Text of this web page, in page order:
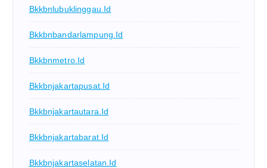
Bkkbnlubuklinggau.id
Bkkbnbandarlampung.id
Bkkbnmetro.id
Bkkbnjakartapusat.id
Bkkbnjakartautara.id
Bkkbnjakartabarat.id
Bkkbnjakartaselatan.id